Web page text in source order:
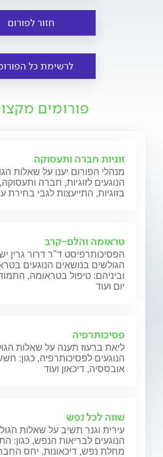
חזור לפורום
לרשימת כל
פורומים
זוגיות חברה ותעסוקה
מנהלי הפורום יענו על שאלות
הנוגעים לזוגיות, חברה
בזוגיות, התייעצות לגבי בחירת
טראומה והלם-קרב
הפסיכותרפיסט ד"ר דרור גרין
הגולשים בנושאים הנוגעים
וביניהם: טיפול בטראומה,
יום ועוד
פסיכותרפיה
ליאת ברעוז תענה על שאלות
הנוגעים לפסיכותרפיה, כגון:
אובססיה, דיכאון ועוד
שווה לכל נפש
עירית וגנר תשיב על שאלות
הנוגעים לבריאות הנפש, כגון:
מחלת נפש, דיכאונות, יחס